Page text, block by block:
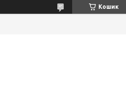
Кошик